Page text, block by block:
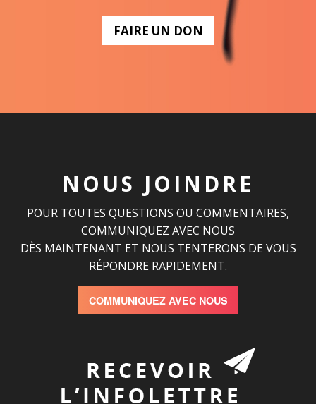
FAIRE UN DON
NOUS JOINDRE
POUR TOUTES QUESTIONS OU COMMENTAIRES,
COMMUNIQUEZ AVEC NOUS
DÈS MAINTENANT ET NOUS TENTERONS DE VOUS
RÉPONDRE RAPIDEMENT.
COMMUNIQUEZ AVEC NOUS